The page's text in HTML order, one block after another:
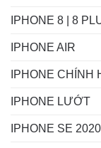
IPHONE 8 | 8
IPHONE AIR
IPHONE CHÍNH
IPHONE LƯỚT
IPHONE SE 2020